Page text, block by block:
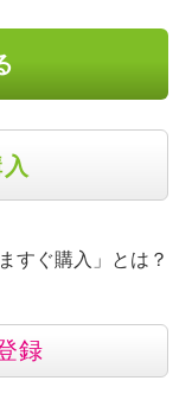
ますぐ購入」とは？
録